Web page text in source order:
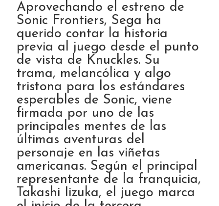
Aprovechando el estreno de
Sonic Frontiers, Sega ha
querido contar la historia
previa al juego desde el punto
de vista de Knuckles. Su
trama, melancólica y algo
tristona para los estándares
esperables de Sonic, viene
firmada por uno de las
principales mentes de las
últimas aventuras del
personaje en las viñetas
americanas. Según el principal
representante de la franquicia,
Takashi Iizuka, el juego marca